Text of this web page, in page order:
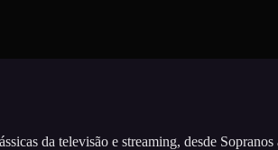
da televisão e streaming, desde Sopranos